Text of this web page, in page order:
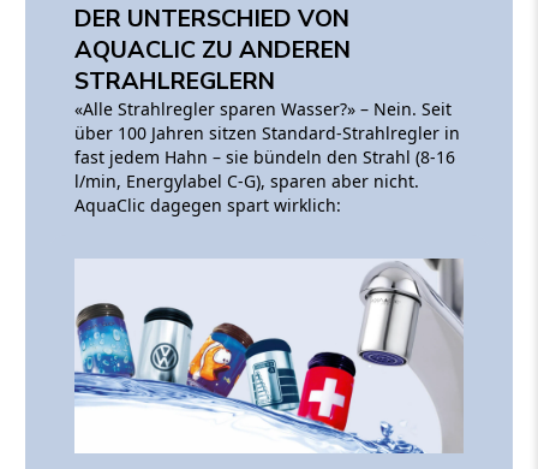
DER UNTERSCHIED VON
AQUACLIC ZU ANDEREN
STRAHLREGLERN
«Alle Strahlregler sparen Wasser?» – Nein. Seit
über 100 Jahren sitzen Standard-Strahlregler in
fast jedem Hahn – sie bündeln den Strahl (8-16
l/min, Energylabel C-G), sparen aber nicht.
AquaClic dagegen spart wirklich: